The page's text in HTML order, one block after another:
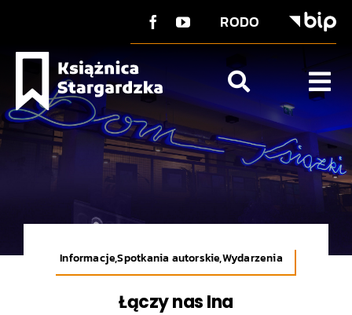
RODO
O Książnicy
KontaktInformacje,Spotkania autorskie,Wydarzenia
Łączy nas Ina